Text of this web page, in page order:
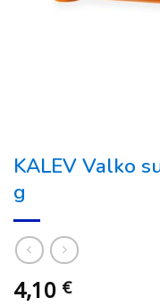
KALEV Valko
g
4,10 €